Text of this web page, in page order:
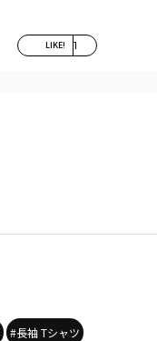
LIKE! 1
#長袖 Tシャツ